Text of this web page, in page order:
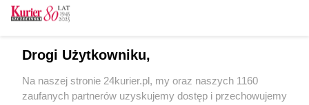
Drogi Użytkowniku,
Na naszej stronie 24kurier.pl, my oraz naszych 1160
zaufanych partnerów uzyskujemy dostęp i przechowujemy